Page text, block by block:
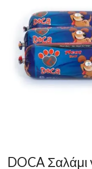
DOCA Σαλάμι